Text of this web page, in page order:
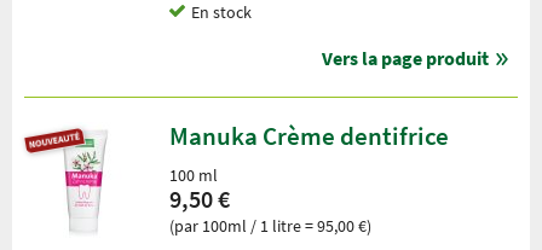
En stock
Vers la page produit
Manuka Crème dentifrice
100 ml
9,50 €
(par 100ml / 1 litre = 95,00 €)